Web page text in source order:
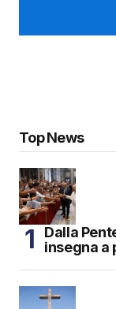
Top News
Dalla
insegna a